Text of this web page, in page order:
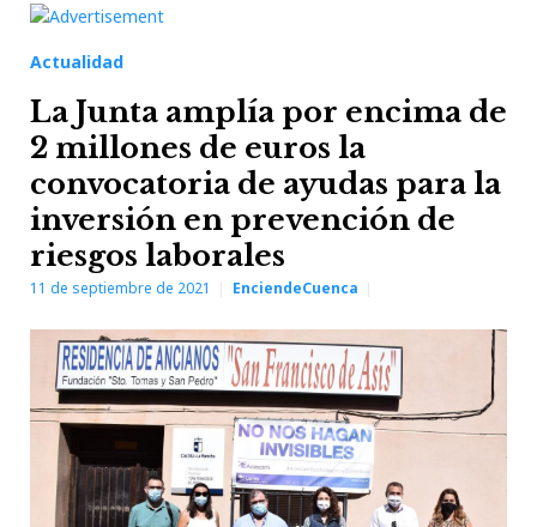
Actualidad
La Junta amplía por encima de
2 millones de euros la
convocatoria de ayudas para la
inversión en prevención de
riesgos laborales
11 de septiembre de 2021 EnciendeCuenca